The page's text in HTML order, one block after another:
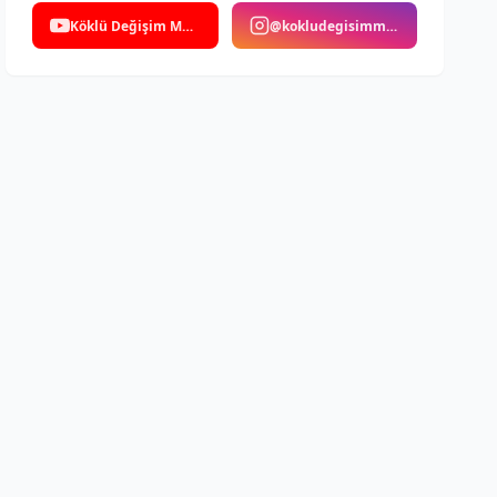
Köklü Değişim Medya @kokludegisimmedya